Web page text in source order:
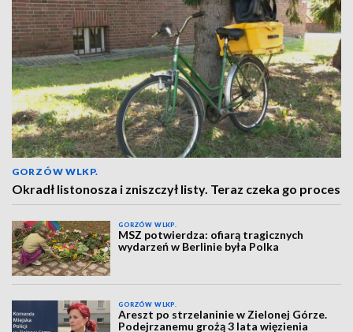
GORZÓW WLKP.
Okradł listonosza i zniszczył listy. Teraz czeka go proces
GORZÓW WLKP.
MSZ potwierdza: ofiarą tragicznych
wydarzeń w Berlinie była Polka
GORZÓW WLKP.
Areszt po strzelaninie w Zielonej Górze.
Podejrzanemu grożą 3 lata więzienia